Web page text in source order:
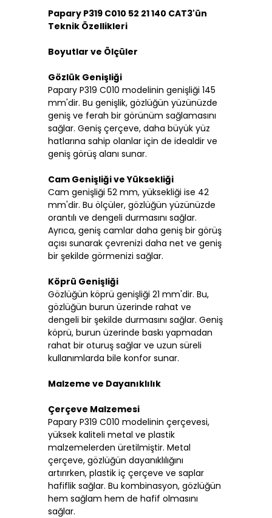
Papary P319 C010 52 21 140 CAT3'ün
Teknik Özellikleri
Boyutlar ve Ölçüler
Gözlük Genişliği
Papary P319 C010 modelinin genişliği 145
mm'dir. Bu genişlik, gözlüğün yüzünüzde
geniş ve ferah bir görünüm sağlamasını
sağlar. Geniş çerçeve, daha büyük yüz
hatlarına sahip olanlar için de idealdir ve
geniş görüş alanı sunar.
Cam Genişliği ve Yüksekliği
Cam genişliği 52 mm, yüksekliği ise 42
mm'dir. Bu ölçüler, gözlüğün yüzünüzde
orantılı ve dengeli durmasını sağlar.
Ayrıca, geniş camlar daha geniş bir görüş
açısı sunarak çevrenizi daha net ve geniş
bir şekilde görmenizi sağlar.
Köprü Genişliği
Gözlüğün köprü genişliği 21 mm'dir. Bu,
gözlüğün burun üzerinde rahat ve
dengeli bir şekilde durmasını sağlar. Geniş
köprü, burun üzerinde baskı yapmadan
rahat bir oturuş sağlar ve uzun süreli
kullanımlarda bile konfor sunar.
Malzeme ve Dayanıklılık
Çerçeve Malzemesi
Papary P319 C010 modelinin çerçevesi,
yüksek kaliteli metal ve plastik
malzemelerden üretilmiştir. Metal
çerçeve, gözlüğün dayanıklılığını
artırırken, plastik iç çerçeve ve saplar
hafiflik sağlar. Bu kombinasyon, gözlüğün
hem sağlam hem de hafif olmasını
sağlar.